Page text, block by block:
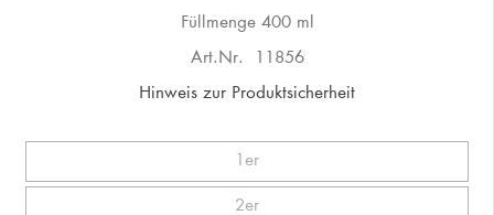
Füllmenge 400 ml
Art.Nr. 11856
Hinweis zur Produktsicherheit
1er
2er